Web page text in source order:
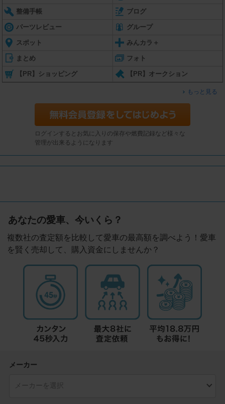
整備手帳 ブログ
パーツレビュー グループ
スポット みんカラ＋
まとめ フォト
【PR】ショッピング 【PR】オークション
もっと見る
ログインするとお気に入りの保存や燃費記録など様々な
管理が出来るようになります
あなたの愛車、今いくら？
複数社の査定額を比較して愛車の最高額を調べよう！愛車
を賢く売却して、購入資金にしませんか？
メーカー